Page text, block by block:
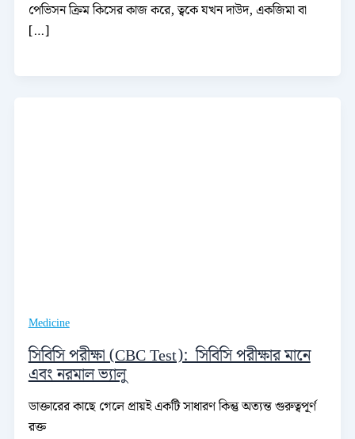
পেভিসন ক্রিম কিসের কাজ করে, ত্বকে যখন দাউদ, একজিমা বা
[…]
Medicine
সিবিসি পরীক্ষা (CBC Test): সিবিসি পরীক্ষার মানে
এবং নরমাল ভ্যালু
ডাক্তারের কাছে গেলে প্রায়ই একটি সাধারণ কিন্তু অত্যন্ত গুরুত্বপূর্ণ
রক্ত